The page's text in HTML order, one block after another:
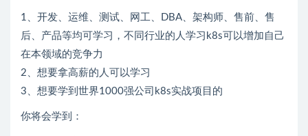
1、开发、运维、测试、网工、DBA、架构师、售前、售
后、产品等均可学习，不同行业的人学习k8s可以增加自己
在本领域的竞争力
2、想要拿高薪的人可以学习
3、想要学到世界1000强公司k8s实战项目的
你将会学到：